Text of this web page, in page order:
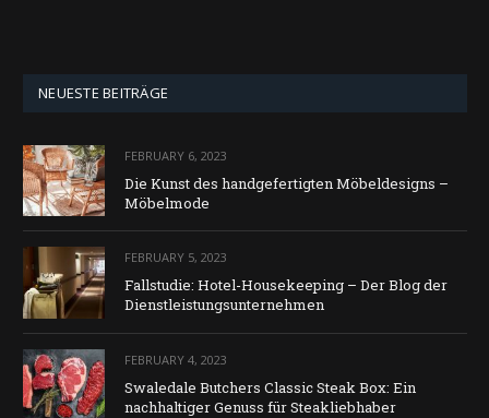
NEUESTE BEITRÄGE
FEBRUARY 6, 2023
Die Kunst des handgefertigten Möbeldesigns –
Möbelmode
FEBRUARY 5, 2023
Fallstudie: Hotel-Housekeeping – Der Blog der
Dienstleistungsunternehmen
FEBRUARY 4, 2023
Swaledale Butchers Classic Steak Box: Ein
nachhaltiger Genuss für Steakliebhaber